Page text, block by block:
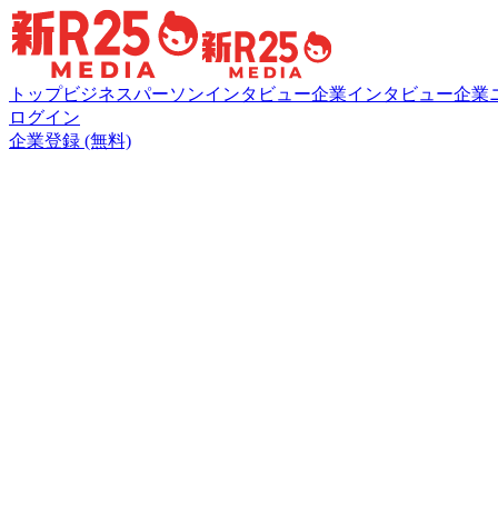
トップビジネスパーソンインタビュー企業インタビュー企業
ログイン
企業登録 (無料)